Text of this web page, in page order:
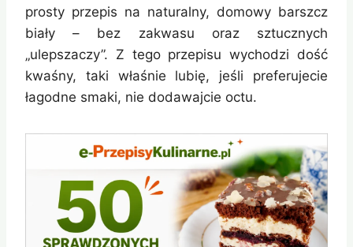
prosty przepis na naturalny, domowy barszcz
biały – bez zakwasu oraz sztucznych
„ulepszaczy”. Z tego przepisu wychodzi dość
kwaśny, taki właśnie lubię, jeśli preferujecie
łagodne smaki, nie dodawajcie octu.